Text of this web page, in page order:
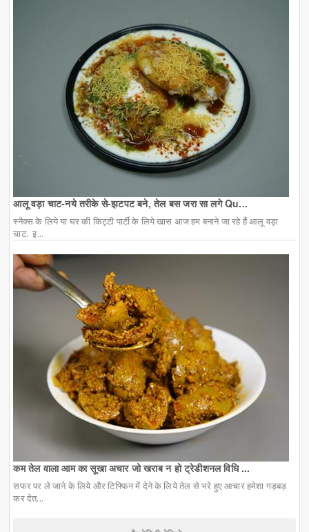
आलू वड़ा चाट-नये तरीके से-झटपट बने, तेल बस जरा सा लगे Qu...
स्नैक्स के लिये या घर की किट्टी पार्टी के लिये खास आज हम बनाने जा रहे हैं आलू वड़ा
चाट. इ...
कम तेल वाला आम का सूखा अचार जो खराब न हो ट्रेडीशनल विधि ...
सफर पर ले जाने के लिये और टिफ्फिन में देने के लिये तेल से भरे हुए आचार हमेशा गड़बड़
कर देत...